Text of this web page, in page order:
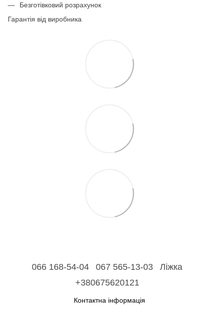
Безготівковий розрахунок
Гарантія від виробника
066 168-54-04 067 565-13-03
Ліжка
+380675620121
Контактна інформація